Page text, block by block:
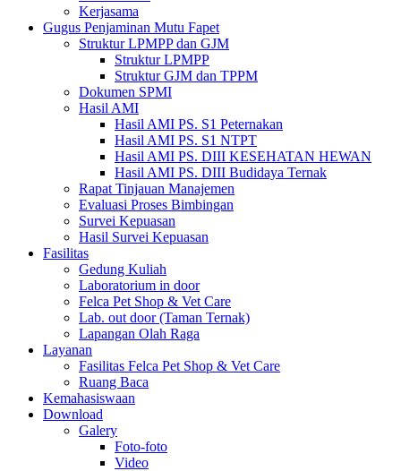
Kerjasama
Gugus Penjaminan Mutu Fapet
Struktur LPMPP dan GJM
Struktur LPMPP
Struktur GJM dan TPPM
Dokumen SPMI
Hasil AMI
Hasil AMI PS. S1 Peternakan
Hasil AMI PS. S1 NTPT
Hasil AMI PS. DIII KESEHATAN HEWAN
Hasil AMI PS. DIII Budidaya Ternak
Rapat Tinjauan Manajemen
Evaluasi Proses Bimbingan
Survei Kepuasan
Hasil Survei Kepuasan
Fasilitas
Gedung Kuliah
Laboratorium in door
Felca Pet Shop & Vet Care
Lab. out door (Taman Ternak)
Lapangan Olah Raga
Layanan
Fasilitas Felca Pet Shop & Vet Care
Ruang Baca
Kemahasiswaan
Download
Galery
Foto-foto
Video